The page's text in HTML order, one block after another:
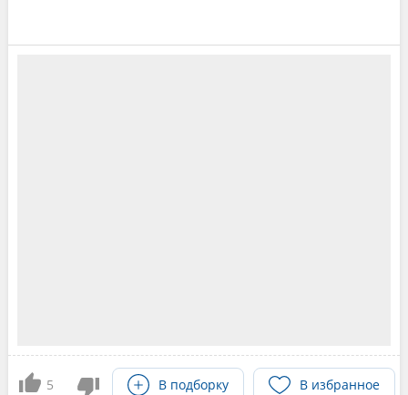
5 В подборку В избранное